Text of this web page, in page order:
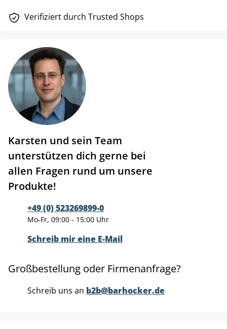
Verifiziert durch Trusted Shops
Karsten und sein Team
unterstützen dich gerne bei
allen Fragen rund um unsere
Produkte!
+49 (0) 523269899-0
Mo-Fr, 09:00 - 15:00 Uhr
Schreib mir eine E-Mail
Großbestellung oder Firmenanfrage?
Schreib uns an b2b@barhocker.de